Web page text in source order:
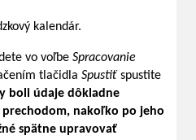
kalendár.
vo voľbe Spracovanie
tlačidla Spustiť spustite
boli údaje dôkladne
nakoľko po jeho
spätne upravovať